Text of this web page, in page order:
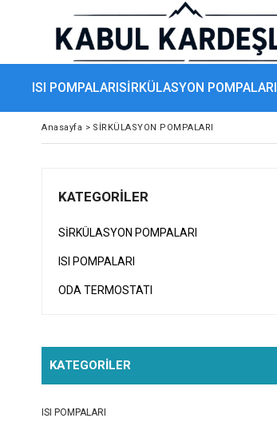
ISI POMPALARISİRKÜLASYON POMPALARI
Anasayfa > SİRKÜLASYON POMPALARI
KATEGORILER
SİRKÜLASYON POMPALARI
ISI POMPALARI
ODA TERMOSTATI
KATEGORİLER
ISI POMPALARI